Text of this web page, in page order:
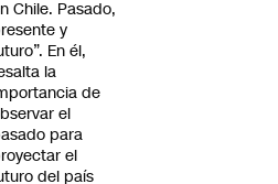
Chile. Pasado,
y
En él,
la
de
el
para
el
del país